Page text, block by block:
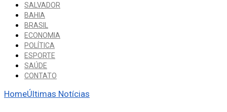
SALVADOR
BAHIA
BRASIL
ECONOMIA
POLÍTICA
ESPORTE
SAÚDE
CONTATO
HomeÚltimas Notícias